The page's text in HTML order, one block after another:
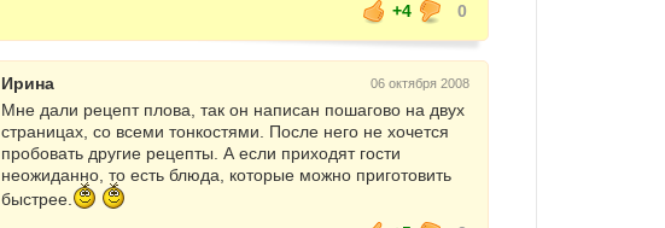
+4
0
Ирина 06 октября 2008
Мне дали рецепт плова, так он написан пошагово на двух
страницах, со всеми тонкостями. После него не хочется
пробовать другие рецепты. А если приходят гости
неожиданно, то есть блюда, которые можно приготовить
быстрее.